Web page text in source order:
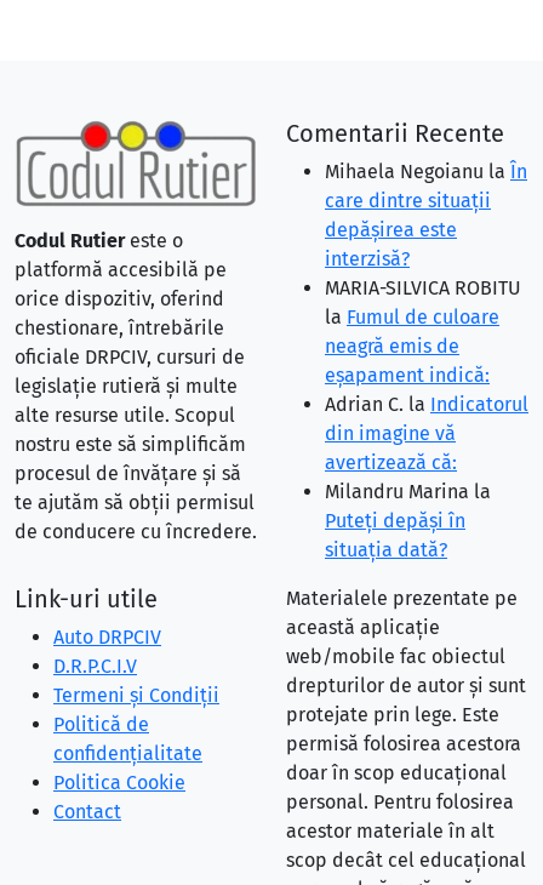
Codul Rutiereste o
platformă accesibilă pe
orice dispozitiv, oferind
chestionare, întrebările
oficiale DRPCIV, cursuri de
legislație rutieră și multe
alte resurse utile. Scopul
nostru este să simplificăm
procesul de învățare și să
te ajutăm să obții permisul
de conducere cu încredere.
Comentarii Recente
Mihaela Negoianu la În
care dintre situaţii
depăşirea este
interzisă?
MARIA-SILVICA ROBITU
la Fumul de culoare
neagră emis de
eşapament indică:
Adrian C. la Indicatorul
din imagine vă
avertizează că:
Milandru Marina la
Puteţi depăşi în
situaţia dată?
Link-uri utile
Auto DRPCIV
D.R.P.C.I.V
Termeni și Condiții
Politică de
confidențialitate
Politica Cookie
Contact
Materialele prezentate pe
această aplicație
web/mobile fac obiectul
drepturilor de autor și sunt
protejate prin lege. Este
permisă folosirea acestora
doar în scop educațional
personal. Pentru folosirea
acestor materiale în alt
scop decât cel educațional